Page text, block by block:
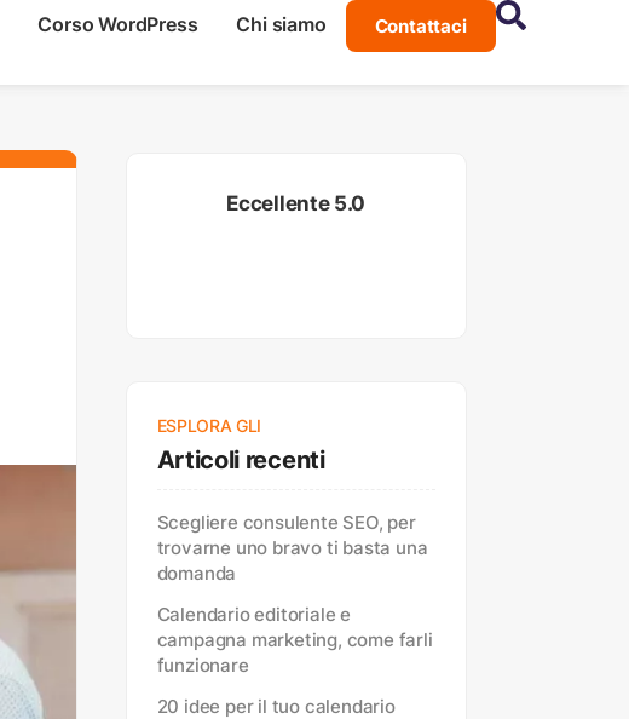
Corso WordPress Chi siamo Contattaci
Eccellente 5.0
ESPLORA GLI
Articoli recenti
Scegliere consulente SEO, per
trovarne uno bravo ti basta una
domanda
Calendario editoriale e
campagna marketing, come farli
funzionare
20 idee per il tuo calendario